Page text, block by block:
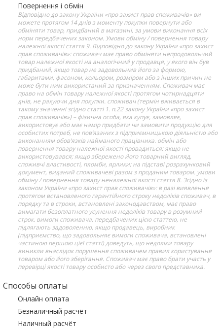
Повернення і обмін
Відповідно до закону України «про захист прав споживачів» ви
можете протягом 14 днів з моменту покупки повернути або
обміняти товар, придбаний в магазині, за умови виконання всіх
норм передбачених законом. Умови обміну / повернення товару
належної якості стаття 9. Відповідно до закону України «про захист
прав споживачів»: споживач має право обміняти непродовольчий
товар належної якості на аналогічний у продавця, у якого він був
придбаний, якщо товар не задовольнив його за формою,
габаритами, фасоном, кольором, розміром або з інших причин не
може бути ним використаний за призначенням. Споживач має
право на обмін товару належної якості протягом чотирнадцяти
днів, не рахуючи дня покупки. споживач (термін вживається в
такому значенні згідно статті 1. п.22 закону України «про захист
прав споживачів») – фізична особа, яка купує, замовляє,
використовує або має намір придбати чи замовити продукцію для
особистих потреб, не пов’язаних з підприємницькою діяльністю або
виконанням обов’язків найманого працівника. обмін або
повернення товару належної якості провадиться: якщо не
використовувався; якщо збережено його товарний вигляд,
споживчі властивості, пломби, ярлики; на підставі розрахунковий
документ, виданий споживачеві разом з проданим товаром. умови
обміну / повернення товару неналежної якості стаття 8. Згідно із
законом України «про захист прав споживачів»: в разі виявлення
протягом встановленого гарантійного строку недоліків споживач, в
порядку та в строки, встановлені законодавством, має право
вимагати безоплатного усунення недоліків товару в розумний
строк. вимоги споживача, передбачених цією статтею, не
підлягають задоволенню, якщо продавець, виробник
(підприємство, що задовольняє вимоги споживача, встановлені
частиною першою цієї статті) доведуть, що недоліки товару
виникли внаслідок порушення споживачем правил користування
товаром або його зберігання. Споживач має право брати участь у
перевірці якості товару особисто або через свого представника.
Способы оплаты
Онлайн оплата
Безналичный расчёт
Наличный расчёт